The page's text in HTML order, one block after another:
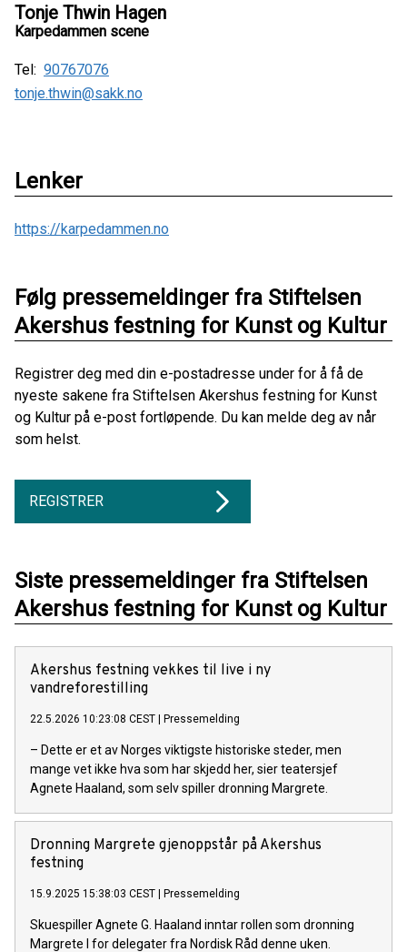
Tonje Thwin Hagen
Karpedammen scene
Tel: 90767076
tonje.thwin@sakk.no
Lenker
https://karpedammen.no
Følg pressemeldinger fra Stiftelsen
Akershus festning for Kunst og Kultur
Registrer deg med din e-postadresse under for å få de
nyeste sakene fra Stiftelsen Akershus festning for Kunst
og Kultur på e-post fortløpende. Du kan melde deg av når
som helst.
REGISTRER
Siste pressemeldinger fra Stiftelsen
Akershus festning for Kunst og Kultur
Akershus festning vekkes til live i ny
vandreforestilling
22.5.2026 10:23:08 CEST | Pressemelding
– Dette er et av Norges viktigste historiske steder, men
mange vet ikke hva som har skjedd her, sier teatersjef
Agnete Haaland, som selv spiller dronning Margrete.
Dronning Margrete gjenoppstår på Akershus
festning
15.9.2025 15:38:03 CEST | Pressemelding
Skuespiller Agnete G. Haaland inntar rollen som dronning
Margrete I for delegater fra Nordisk Råd denne uken.